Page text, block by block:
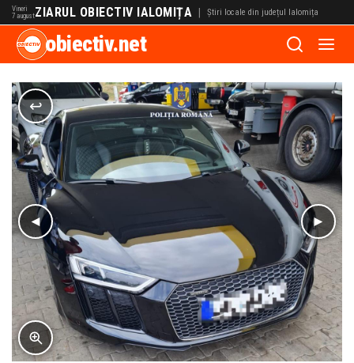
Vineri
7 augustZIARUL OBIECTIV IALOMIȚA | Știri locale din județul Ialomița
obiectiv.net